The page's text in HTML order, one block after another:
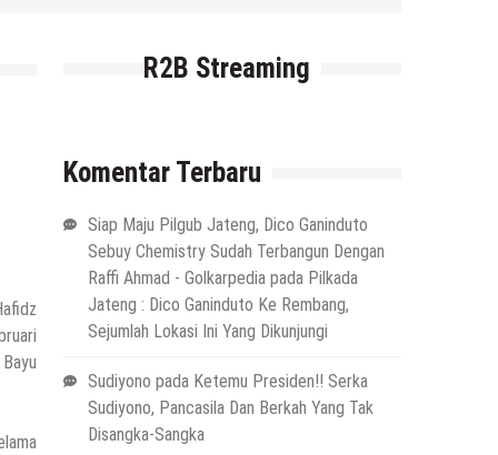
R2B Streaming
Komentar Terbaru
Siap Maju Pilgub Jateng, Dico Ganinduto
Sebuy Chemistry Sudah Terbangun Dengan
Raffi Ahmad - Golkarpediapada Pilkada
Jateng : Dico Ganinduto Ke Rembang,
Sejumlah Lokasi Ini Yang Dikunjungi
Sudiyono pada Ketemu Presiden!! Serka
Sudiyono, Pancasila Dan Berkah Yang Tak
Disangka-Sangka